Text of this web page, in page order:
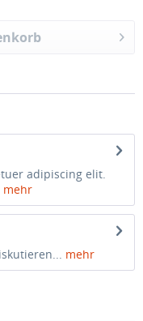
adipiscing elit.
mehr
mehr